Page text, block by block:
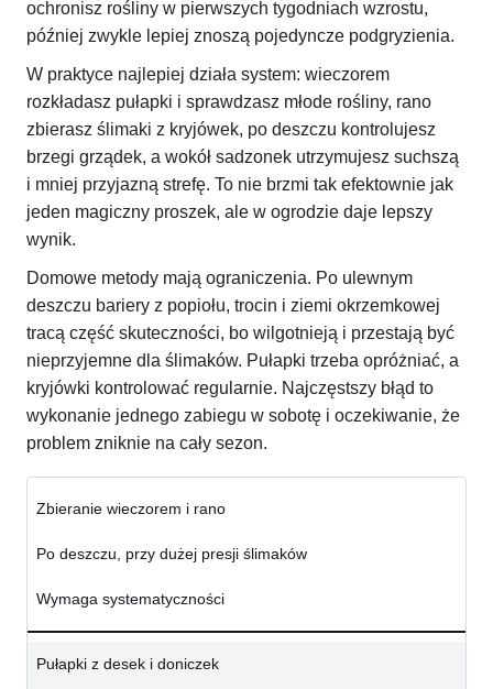
ochronisz rośliny w pierwszych tygodniach wzrostu,
później zwykle lepiej znoszą pojedyncze podgryzienia.
W praktyce najlepiej działa system: wieczorem
rozkładasz pułapki i sprawdzasz młode rośliny, rano
zbierasz ślimaki z kryjówek, po deszczu kontrolujesz
brzegi grządek, a wokół sadzonek utrzymujesz suchszą
i mniej przyjazną strefę. To nie brzmi tak efektownie jak
jeden magiczny proszek, ale w ogrodzie daje lepszy
wynik.
Domowe metody mają ograniczenia. Po ulewnym
deszczu bariery z popiołu, trocin i ziemi okrzemkowej
tracą część skuteczności, bo wilgotnieją i przestają być
nieprzyjemne dla ślimaków. Pułapki trzeba opróżniać, a
kryjówki kontrolować regularnie. Najczęstszy błąd to
wykonanie jednego zabiegu w sobotę i oczekiwanie, że
problem zniknie na cały sezon.
Zbieranie wieczorem i rano
Po deszczu, przy dużej presji ślimaków
Wymaga systematyczności
Pułapki z desek i doniczek